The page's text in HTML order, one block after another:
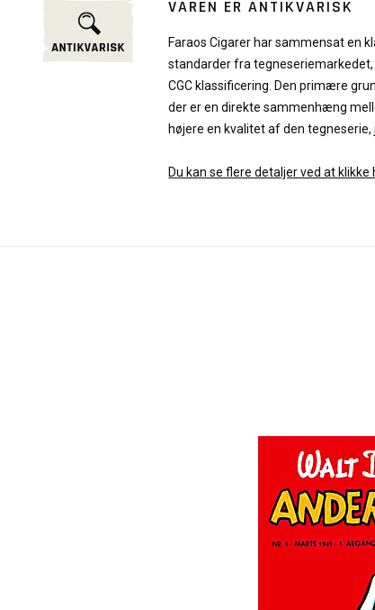
VAREN ER ANTIKVARISK
Faraos Cigarer har sammensat en
standarder fra
CGC klassificering. Den primære
der er en direkte sammenhæng
højere en kvalitet af den tegneserie,
Du kan se flere detaljer ved at klikke